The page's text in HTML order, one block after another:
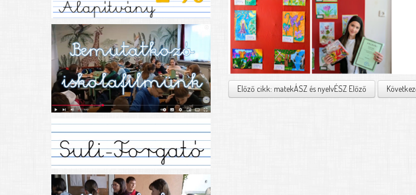
Előző cikk: matekÁSZ és nyelvÉSZ Előző